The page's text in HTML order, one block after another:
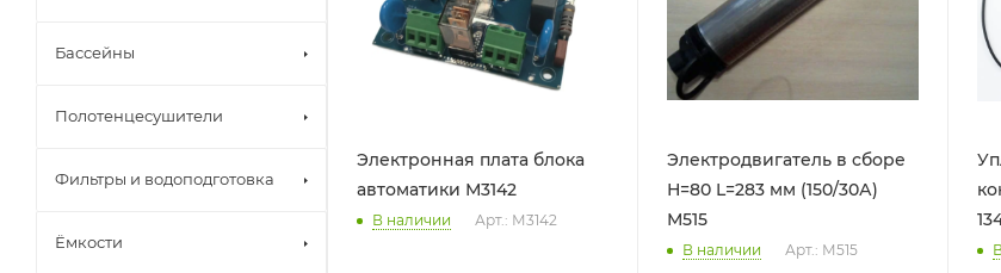
Электронная плата блока
автоматики М3142
В наличии Арт.: М3142
Электродвигатель в сборе
Н=80 L=283 мм (150/30А)
М515
В наличии Арт.: М515
Бассейны
Полотенцесушители
Фильтры и водоподготовка
Ёмкости